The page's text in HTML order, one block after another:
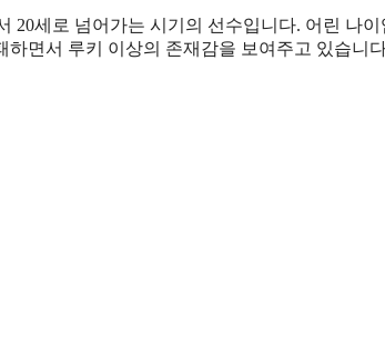
20세로 넘어가는 시기의 선수입니다. 어린 나이
면서 루키 이상의 존재감을 보여주고 있습니